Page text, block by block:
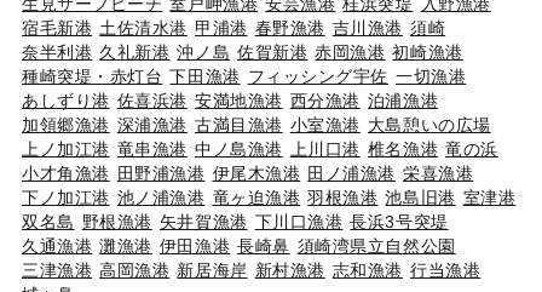
宿毛新港 土佐清水港 甲浦港 春野漁港 吉川漁港 須崎
奈半利港 久礼新港 沖ノ島 佐賀新港 赤岡漁港 初崎漁港
種崎突堤・赤灯台 下田漁港 フィッシング宇佐 一切漁港
あしずり港 佐喜浜港 安満地漁港 西分漁港 泊浦漁港
加領郷漁港 深浦漁港 古満目漁港 小室漁港 大島憩いの広場
上ノ加江港 竜串漁港 中ノ島漁港 上川口港 椎名漁港 竜の浜
小才角漁港 田野浦漁港 伊尾木漁港 田ノ浦漁港 栄喜漁港
下ノ加江港 池ノ浦漁港 竜ヶ迫漁港 羽根漁港 池島旧港 室津港
双名島 野根漁港 矢井賀漁港 下川口漁港 長浜3号突堤
久通漁港 灘漁港 伊田漁港 長崎鼻 須崎湾県立自然公園
三津漁港 高岡漁港 新居海岸 新村漁港 志和漁港 行当漁港